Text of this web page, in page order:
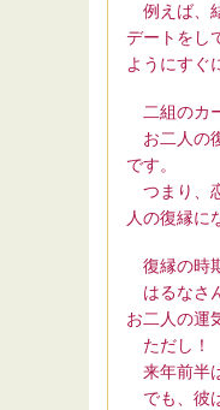
例えば、
デートをし
ようにすぐ
二組のカ
お二人の
です。
つまり、
人の復縁に
復縁の時
はるなさ
お二人の運
ただし！
来年前半
でも、彼